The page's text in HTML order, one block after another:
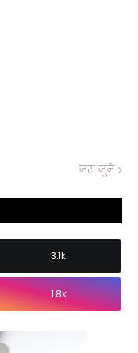
जरा जुने
3.1k
1.8k